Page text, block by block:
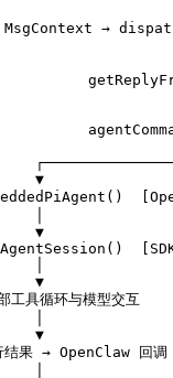
→
▼
▼
▼
具循环与模型交互
▼
果 → OpenClaw 回调